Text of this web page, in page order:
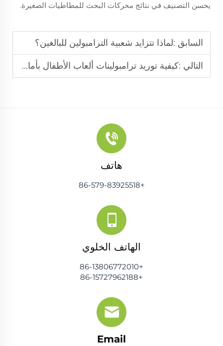
يحسن التصنيف في نتائج محركات البحث للمطاطيات الصغيرة.
السابق :لماذا تتزايد شعبية الترامبولين للبالغين؟
التالي :كيفية توريد ترامبولينات ألعاب الأطفال بأمان؟
هاتف
+86-579-83925518
الهاتف الخلوي
+86-13806772010
+86-15727962188
Email